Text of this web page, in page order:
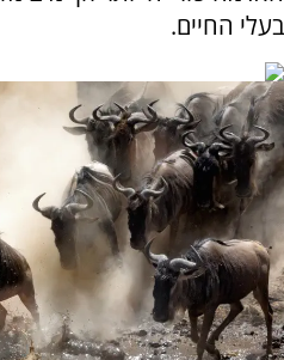
בעלי החיים.